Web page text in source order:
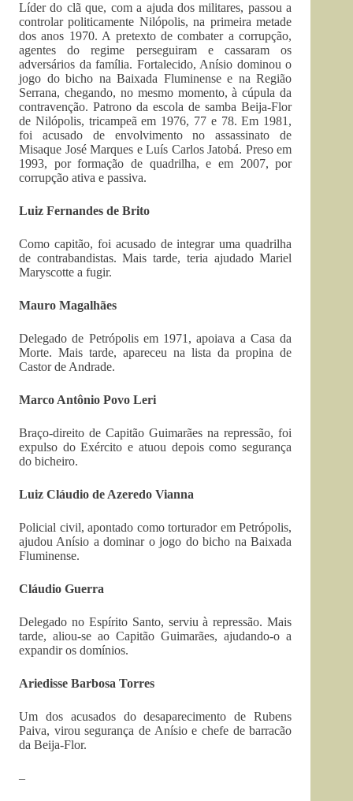
Líder do clã que, com a ajuda dos militares, passou a
controlar politicamente Nilópolis, na primeira metade
dos anos 1970. A pretexto de combater a corrupção,
agentes do regime perseguiram e cassaram os
adversários da família. Fortalecido, Anísio dominou o
jogo do bicho na Baixada Fluminense e na Região
Serrana, chegando, no mesmo momento, à cúpula da
contravenção. Patrono da escola de samba Beija-Flor
de Nilópolis, tricampeã em 1976, 77 e 78. Em 1981,
foi acusado de envolvimento no assassinato de
Misaque José Marques e Luís Carlos Jatobá. Preso em
1993, por formação de quadrilha, e em 2007, por
corrupção ativa e passiva.
Luiz Fernandes de Brito
Como capitão, foi acusado de integrar uma quadrilha
de contrabandistas. Mais tarde, teria ajudado Mariel
Maryscotte a fugir.
Mauro Magalhães
Delegado de Petrópolis em 1971, apoiava a Casa da
Morte. Mais tarde, apareceu na lista da propina de
Castor de Andrade.
Marco Antônio Povo Leri
Braço-direito de Capitão Guimarães na repressão, foi
expulso do Exército e atuou depois como segurança
do bicheiro.
Luiz Cláudio de Azeredo Vianna
Policial civil, apontado como torturador em Petrópolis,
ajudou Anísio a dominar o jogo do bicho na Baixada
Fluminense.
Cláudio Guerra
Delegado no Espírito Santo, serviu à repressão. Mais
tarde, aliou-se ao Capitão Guimarães, ajudando-o a
expandir os domínios.
Ariedisse Barbosa Torres
Um dos acusados do desaparecimento de Rubens
Paiva, virou segurança de Anísio e chefe de barracão
da Beija-Flor.
–